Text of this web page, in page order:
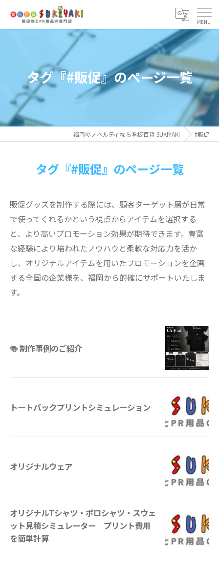
タグ『#販促』のページ一覧
福岡のノベルティなら看板百貨 SUKIYAKI #販促
タグ『#販促』のページ一覧
販促グッズを制作する際には、顧客ターゲット層が日常
で使ってくれるかという視点からアイテムを選択する
と、より高いプロモーション効果が期待できます。豊富
な経験により培われたノウハウと柔軟な対応力を活か
し、オリジナルアイテムを用いたプロモーションを企画
する全国の企業様を、福岡から的確にサポートいたしま
す。
🍻 制作事例のご紹介
トートバックプリントシミュレーション
オリジナルウェア
オリジナルTシャツ・ポロシャツ・スウェ
ット見積シミュレーター｜プリント費用
を簡単計算｜